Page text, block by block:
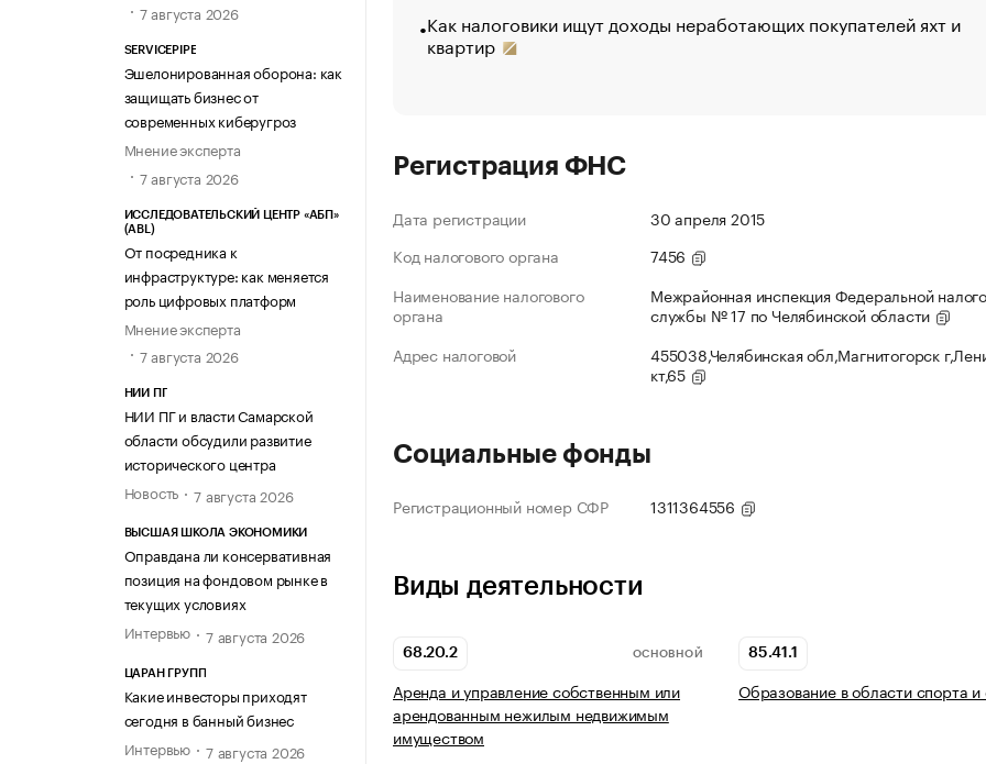
7 августа 2026
SERVICEPIPE
Эшелонированная оборона: как
защищать бизнес от
современных киберугроз
Мнение эксперта
7 августа 2026
ИССЛЕДОВАТЕЛЬСКИЙ ЦЕНТР «АБП»
(ABL)
От посредника к
инфраструктуре: как меняется
роль цифровых платформ
Мнение эксперта
7 августа 2026
НИИ ПГ
НИИ ПГ и власти Самарской
области обсудили развитие
исторического центра
Новость
7 августа 2026
ВЫСШАЯ ШКОЛА ЭКОНОМИКИ
Оправдана ли консервативная
позиция на фондовом рынке в
текущих условиях
Интервью
7 августа 2026
ЦАРАН ГРУПП
Какие инвесторы приходят
сегодня в банный бизнес
Интервью
7 августа 2026
Как налоговики ищут доходы неработающих покупателей яхт и
квартир
Регистрация ФНС
Дата регистрации
30 апреля 2015
Код налогового органа
7456
Наименование налогового
органа
Межрайонная инспекция Федеральной
службы № 17 по Челябинской области
Адрес налоговой
455038,Челябинская обл,Магнитогорск
кт,65
Социальные фонды
Регистрационный номер СФР 1311364556
Виды деятельности
68.20.2 ОСНОВНОЙ
Аренда и управление собственным или
арендованным нежилым недвижимым
имуществом
85.41.1
Образование в области спорта и